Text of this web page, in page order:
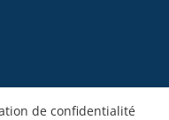
de confidentialité